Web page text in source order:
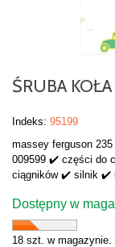
ŚRUBA
Indeks: 95199
massey ferguson
009599 ✔️ części do
ciągników ✔️ silnik ✔️
Dostępny w
18 szt. w magazynie.